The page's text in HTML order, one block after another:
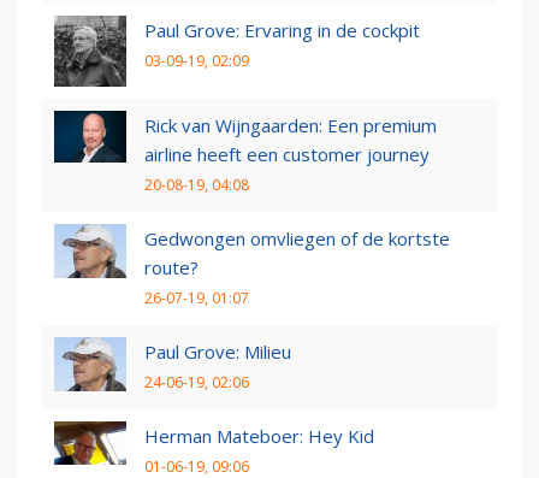
Paul Grove: Ervaring in de cockpit
03-09-19, 02:09
Rick van Wijngaarden: Een premium
airline heeft een customer journey
20-08-19, 04:08
Gedwongen omvliegen of de kortste
route?
26-07-19, 01:07
Paul Grove: Milieu
24-06-19, 02:06
Herman Mateboer: Hey Kid
01-06-19, 09:06